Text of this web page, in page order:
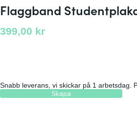
Flaggband
399,00 kr
Snabb leverans, vi skickar på 1 arbetsdag.
Skapa